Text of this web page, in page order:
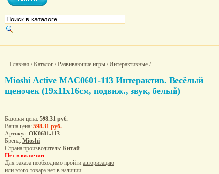
Главная /Каталог /Развивающие игры /Интерактивные /
Mioshi Active MAC0601-113 Интерактив. Весёлый
щеночек (19x11x16см, подвиж., звук, белый)
Базовая цена: 598.31 руб.
Ваша цена: 598.31 руб.
Артикул: ОК0601-113
Бренд: Mioshi
Страна производитель: Китай
Нет в наличии
Для заказа необходимо пройти авторизацию
или этого товара нет в наличии.